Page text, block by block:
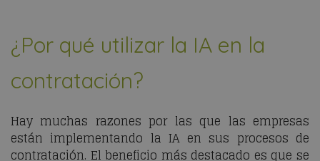
¿Por qué utilizar la IA en la
contratación?
Hay muchas razones por las que las empresas
están implementando la IA en sus procesos de
contratación. El beneficio más destacado es que se